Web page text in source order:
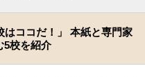
はココだ！」 本紙と専門家
5校を紹介